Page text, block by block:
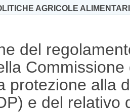
AGRICOLE
del
protezione alla
e del relativo